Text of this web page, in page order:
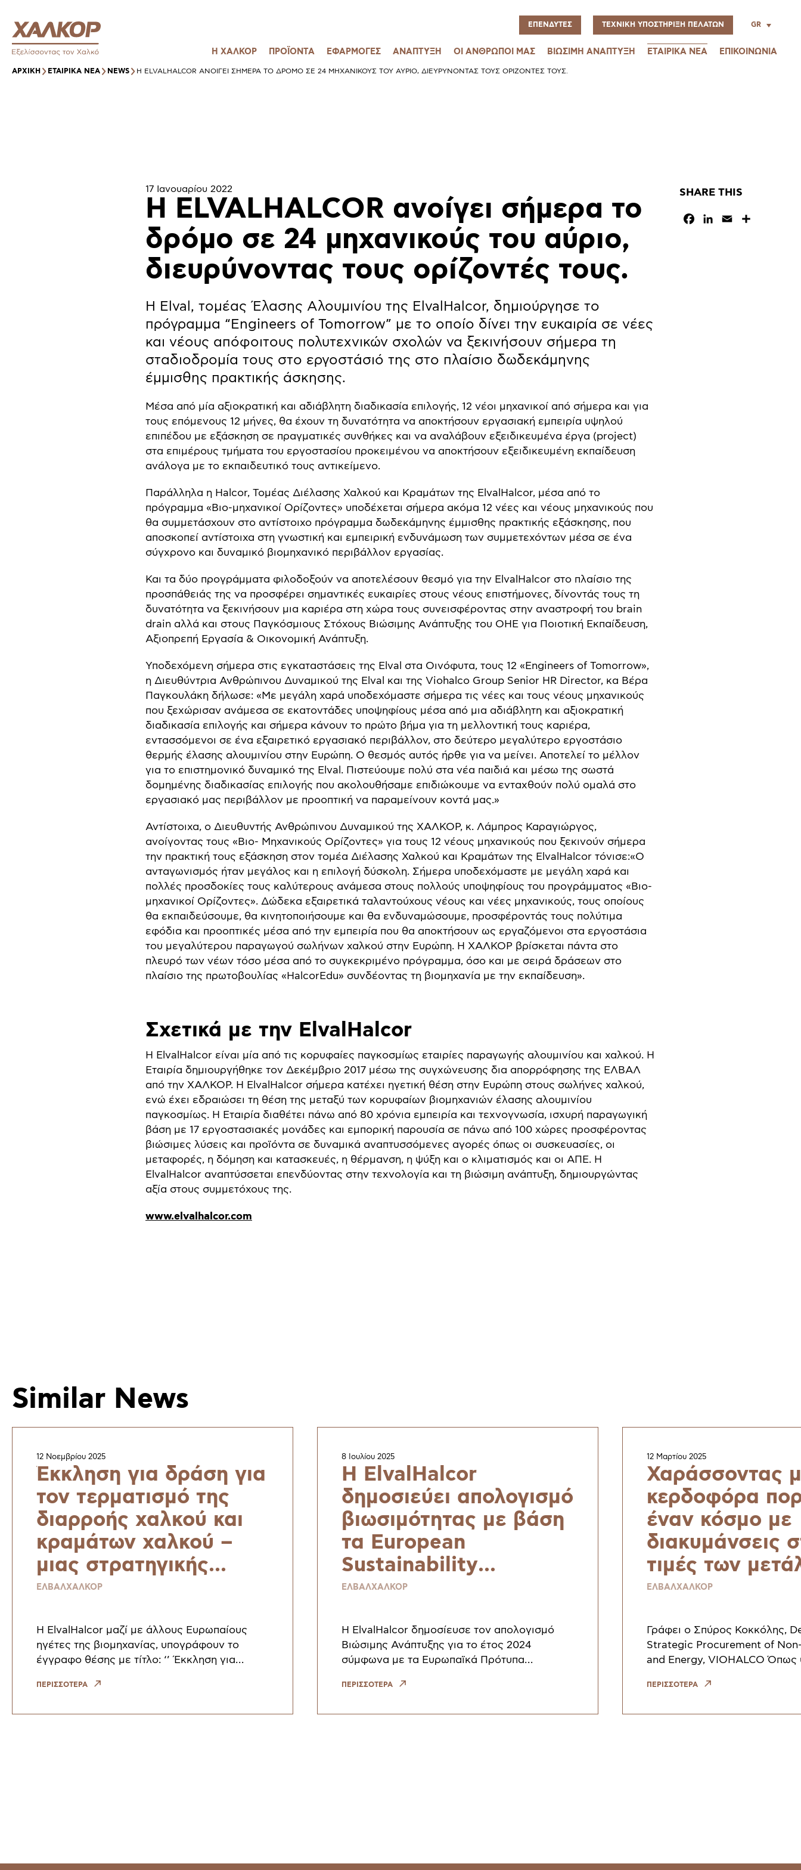
ΕΠΕΝΔΥΤΕΣ ΤΕΧΝΙΚΗ ΥΠΟΣΤΗΡΙΞΗ ΠΕΛΑΤΩΝ GR
Η ΧΑΛΚΟΡ ΠΡΟΪΟΝΤΑ ΕΦΑΡΜΟΓΕΣ ΑΝΑΠΤΥΞΗ ΟΙ ΑΝΘΡΩΠΟΙ ΜΑΣ ΒΙΩΣΙΜΗ ΑΝΑΠΤΥΞΗ ΕΤΑΙΡΙΚΑ ΝΕΑ ΕΠΙΚΟΙΝΩΝΙΑ
ΑΡΧΙΚΉ ΕΤΑΙΡΙΚΑ ΝΕΑ NEWS Η ELVALHALCOR ΑΝΟΊΓΕΙ ΣΉΜΕΡΑ ΤΟ ΔΡΌΜΟ ΣΕ 24 ΜΗΧΑΝΙΚΟΎΣ ΤΟΥ ΑΎΡΙΟ, ΔΙΕΥΡΎΝΟΝΤΑΣ ΤΟΥΣ ΟΡΊΖΟΝΤΈΣ ΤΟΥΣ.
17 Ιανουαρίου 2022
Η ELVALHALCOR ανοίγει σήμερα το
δρόμο σε 24 μηχανικούς του αύριο,
διευρύνοντας τους ορίζοντές τους.
Η Elval, τομέας Έλασης Αλουμινίου της ElvalHalcor, δημιούργησε το
πρόγραμμα “Engineers of Tomorrow” με το οποίο δίνει την ευκαιρία σε νέες
και νέους απόφοιτους πολυτεχνικών σχολών να ξεκινήσουν σήμερα τη
σταδιοδρομία τους στο εργοστάσιό της στο πλαίσιο δωδεκάμηνης
έμμισθης πρακτικής άσκησης.
Μέσα από μία αξιοκρατική και αδιάβλητη διαδικασία επιλογής, 12 νέοι μηχανικοί από σήμερα και για
τους επόμενους 12 μήνες, θα έχουν τη δυνατότητα να αποκτήσουν εργασιακή εμπειρία υψηλού
επιπέδου με εξάσκηση σε πραγματικές συνθήκες και να αναλάβουν εξειδικευμένα έργα (project)
στα επιμέρους τμήματα του εργοστασίου προκειμένου να αποκτήσουν εξειδικευμένη εκπαίδευση
ανάλογα με το εκπαιδευτικό τους αντικείμενο.
Παράλληλα η Halcor, Τομέας Διέλασης Χαλκού και Κραμάτων της ElvalHalcor, μέσα από το
πρόγραμμα «Βιο-μηχανικοί Ορίζοντες» υποδέχεται σήμερα ακόμα 12 νέες και νέους μηχανικούς που
θα συμμετάσχουν στο αντίστοιχο πρόγραμμα δωδεκάμηνης έμμισθης πρακτικής εξάσκησης, που
αποσκοπεί αντίστοιχα στη γνωστική και εμπειρική ενδυνάμωση των συμμετεχόντων μέσα σε ένα
σύγχρονο και δυναμικό βιομηχανικό περιβάλλον εργασίας.
Και τα δύο προγράμματα φιλοδοξούν να αποτελέσουν θεσμό για την ElvalHalcor στο πλαίσιο της
προσπάθειάς της να προσφέρει σημαντικές ευκαιρίες στους νέους επιστήμονες, δίνοντάς τους τη
δυνατότητα να ξεκινήσουν μια καριέρα στη χώρα τους συνεισφέροντας στην αναστροφή του brain
drain αλλά και στους Παγκόσμιους Στόχους Βιώσιμης Ανάπτυξης του ΟΗΕ για Ποιοτική Εκπαίδευση,
Αξιοπρεπή Εργασία & Οικονομική Ανάπτυξη.
Υποδεχόμενη σήμερα στις εγκαταστάσεις της Elval στα Οινόφυτα, τους 12 «Engineers of Tomorrow»,
η Διευθύντρια Ανθρώπινου Δυναμικού της Elval και της Viohalco Group Senior HR Director, κα Βέρα
Παγκουλάκη δήλωσε: «Με μεγάλη χαρά υποδεχόμαστε σήμερα τις νέες και τους νέους μηχανικούς
που ξεχώρισαν ανάμεσα σε εκατοντάδες υποψηφίους μέσα από μια αδιάβλητη και αξιοκρατική
διαδικασία επιλογής και σήμερα κάνουν το πρώτο βήμα για τη μελλοντική τους καριέρα,
εντασσόμενοι σε ένα εξαιρετικό εργασιακό περιβάλλον, στο δεύτερο μεγαλύτερο εργοστάσιο
θερμής έλασης αλουμινίου στην Ευρώπη. Ο θεσμός αυτός ήρθε για να μείνει. Αποτελεί το μέλλον
για το επιστημονικό δυναμικό της Elval. Πιστεύουμε πολύ στα νέα παιδιά και μέσω της σωστά
δομημένης διαδικασίας επιλογής που ακολουθήσαμε επιδιώκουμε να ενταχθούν πολύ ομαλά στο
εργασιακό μας περιβάλλον με προοπτική να παραμείνουν κοντά μας.»
Αντίστοιχα, ο Διευθυντής Ανθρώπινου Δυναμικού της ΧΑΛΚΟΡ, κ. Λάμπρος Καραγιώργος,
ανοίγοντας τους «Βιο- Μηχανικούς Ορίζοντες» για τους 12 νέους μηχανικούς που ξεκινούν σήμερα
την πρακτική τους εξάσκηση στον τομέα Διέλασης Χαλκού και Κραμάτων της ElvalHalcor τόνισε:«Ο
ανταγωνισμός ήταν μεγάλος και η επιλογή δύσκολη. Σήμερα υποδεχόμαστε με μεγάλη χαρά και
πολλές προσδοκίες τους καλύτερους ανάμεσα στους πολλούς υποψηφίους του προγράμματος «Βιο-
μηχανικοί Ορίζοντες». Δώδεκα εξαιρετικά ταλαντούχους νέους και νέες μηχανικούς, τους οποίους
θα εκπαιδεύσουμε, θα κινητοποιήσουμε και θα ενδυναμώσουμε, προσφέροντάς τους πολύτιμα
εφόδια και προοπτικές μέσα από την εμπειρία που θα αποκτήσουν ως εργαζόμενοι στα εργοστάσια
του μεγαλύτερου παραγωγού σωλήνων χαλκού στην Ευρώπη. Η ΧΑΛΚΟΡ βρίσκεται πάντα στο
πλευρό των νέων τόσο μέσα από το συγκεκριμένο πρόγραμμα, όσο και με σειρά δράσεων στο
πλαίσιο της πρωτοβουλίας «HalcorEdu» συνδέοντας τη βιομηχανία με την εκπαίδευση».
Σχετικά με την ElvalHalcor
Η ElvalHalcor είναι μία από τις κορυφαίες παγκοσμίως εταιρίες παραγωγής αλουμινίου και χαλκού. Η
Εταιρία δημιουργήθηκε τον Δεκέμβριο 2017 μέσω της συγχώνευσης δια απορρόφησης της ΕΛΒΑΛ
από την ΧΑΛΚΟΡ. Η ElvalHalcor σήμερα κατέχει ηγετική θέση στην Ευρώπη στους σωλήνες χαλκού,
ενώ έχει εδραιώσει τη θέση της μεταξύ των κορυφαίων βιομηχανιών έλασης αλουμινίου
παγκοσμίως. Η Εταιρία διαθέτει πάνω από 80 χρόνια εμπειρία και τεχνογνωσία, ισχυρή παραγωγική
βάση με 17 εργοστασιακές μονάδες και εμπορική παρουσία σε πάνω από 100 χώρες προσφέροντας
βιώσιμες λύσεις και προϊόντα σε δυναμικά αναπτυσσόμενες αγορές όπως οι συσκευασίες, οι
μεταφορές, η δόμηση και κατασκευές, η θέρμανση, η ψύξη και ο κλιματισμός και οι ΑΠΕ. Η
ElvalHalcor αναπτύσσεται επενδύοντας στην τεχνολογία και τη βιώσιμη ανάπτυξη, δημιουργώντας
αξία στους συμμετόχους της.
www.elvalhalcor.com
SHARE THIS
FacebookLinkedIn
Email
Similar News
12 Νοεμβρίου 2025
Έκκληση για δράση για
τον τερματισμό της
διαρροής χαλκού και
κραμάτων χαλκού –
μιας στρατηγικής
πρώτης ύλης για μια
Ευρώπη
ΕΛΒΑΛΧΑΛΚΟΡ
Η ElvalHalcor μαζί με άλλους Ευρωπαίους
ηγέτες της βιομηχανίας, υπογράφουν το
έγγραφο θέσης με τίτλο: ‘’ Έκκληση για
χαλκού και κραμάτων χαλκού – μιας στρατηγ
ΠΕΡΙΣΣΟΤΕΡΑ
8 Ιουλίου 2025
H ElvalHalcor
δημοσιεύει απολογισμό
βιωσιμότητας με βάση
τα European
Sustainability
Reporting Standards
CSRD
ΕΛΒΑΛΧΑΛΚΟΡ
H ElvalHalcor δημοσίευσε τον απολογισμό
Βιώσιμης Ανάπτυξης για το έτος 2024
σύμφωνα με τα Ευρωπαϊκά Πρότυπα
Sustainability Reporting Standards – ESRS). Ο
ΠΕΡΙΣΣΟΤΕΡΑ
12 Μαρτίου 2025
Χαράσσοντας
κερδοφόρα
έναν κόσμο με
διακυμάνσεις
τιμές των
ΕΛΒΑΛΧΑΛΚΟΡ
Γράφει ο Σπύρος Κοκκόλης,
Strategic Procurement of
and Energy, VIOHALCO Όπως
διαβάσετε το άρθρο), θα
ΠΕΡΙΣΣΟΤΕΡΑ